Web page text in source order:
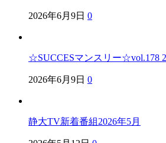
2026年6月9日 0
☆SUCCESマンスリー☆vol.178
2026年6月9日 0
静大TV新着番組2026年5月